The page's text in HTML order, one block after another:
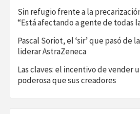
Sin refugio frente a la
“Está afectando a gente de todas
Pascal Soriot, el ‘sir’ que pasó de
liderar AstraZeneca
Las claves: el incentivo de vender
poderosa que sus creadores